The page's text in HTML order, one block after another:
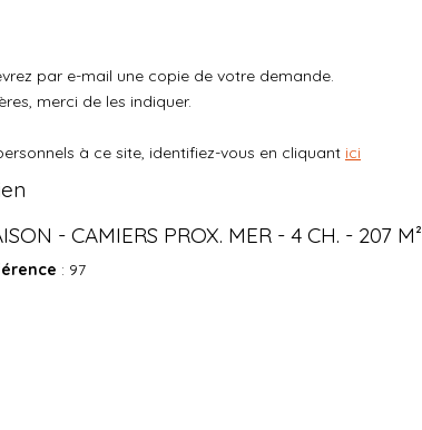
par e-mail une copie de votre demande.
merci de les indiquer.
à ce site, identifiez-vous en cliquant ici
- CAMIERS PROX. MER - 4 CH. - 207 M²
: 97